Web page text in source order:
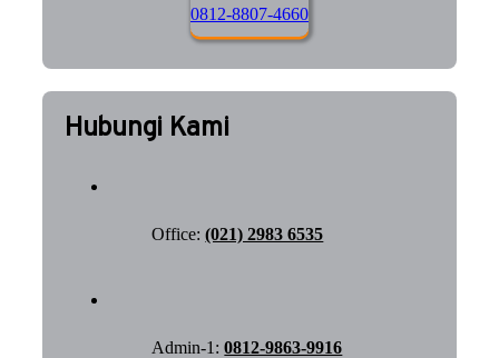
0812-8807-4660
Hubungi Kami
Office:(021) 2983 6535
Admin-1:0812-9863-9916